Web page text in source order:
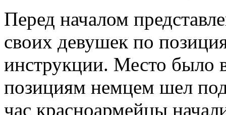
Перед началом
своих девушек по
инструкции. Место было
позициям немцем шел
час красноармейцы